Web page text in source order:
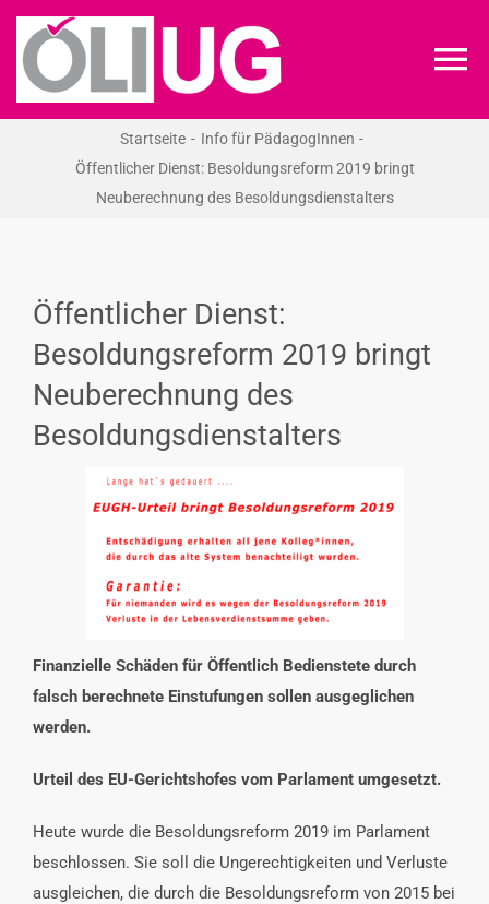
Zum
Inhalt
springen
RECHT
VERANSTALTUNGEN
INTERESSENSVERTRETUNG
Startseite
Info für PädagogInnen
Öffentlicher Dienst: Besoldungsreform 2019 bringt
Neuberechnung des Besoldungsdienstalters
Öffentlicher Dienst:
Besoldungsreform 2019 bringt
Neuberechnung des
Besoldungsdienstalters
Finanzielle Schäden für Öffentlich Bedienstete durch
falsch berechnete Einstufungen sollen ausgeglichen
werden.
Urteil des EU-Gerichtshofes vom Parlament umgesetzt.
Heute wurde die Besoldungsreform 2019 im Parlament
beschlossen. Sie soll die Ungerechtigkeiten und Verluste
ausgleichen, die durch die Besoldungsreform von 2015 bei